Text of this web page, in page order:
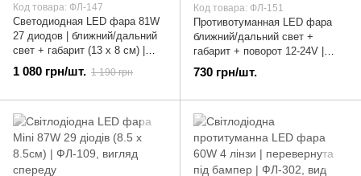
Код товара: ФЛ-147
Светодиодная LED фара 81W
27 диодов | ближний/дальний
свет + габарит (13 х 8 см) |
ФЛ-147
1 080 грн/шт. 1 190 грн
Код товара: ФЛ-151
Противотуманная LED фара
ближний/дальний свет +
габарит + поворот 12-24V |
ФЛ-151
730 грн/шт.